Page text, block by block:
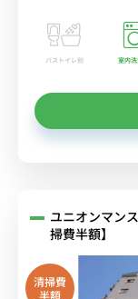
バストイレ別 室内
ユニオンマン
掃費半額】
清掃費
半額